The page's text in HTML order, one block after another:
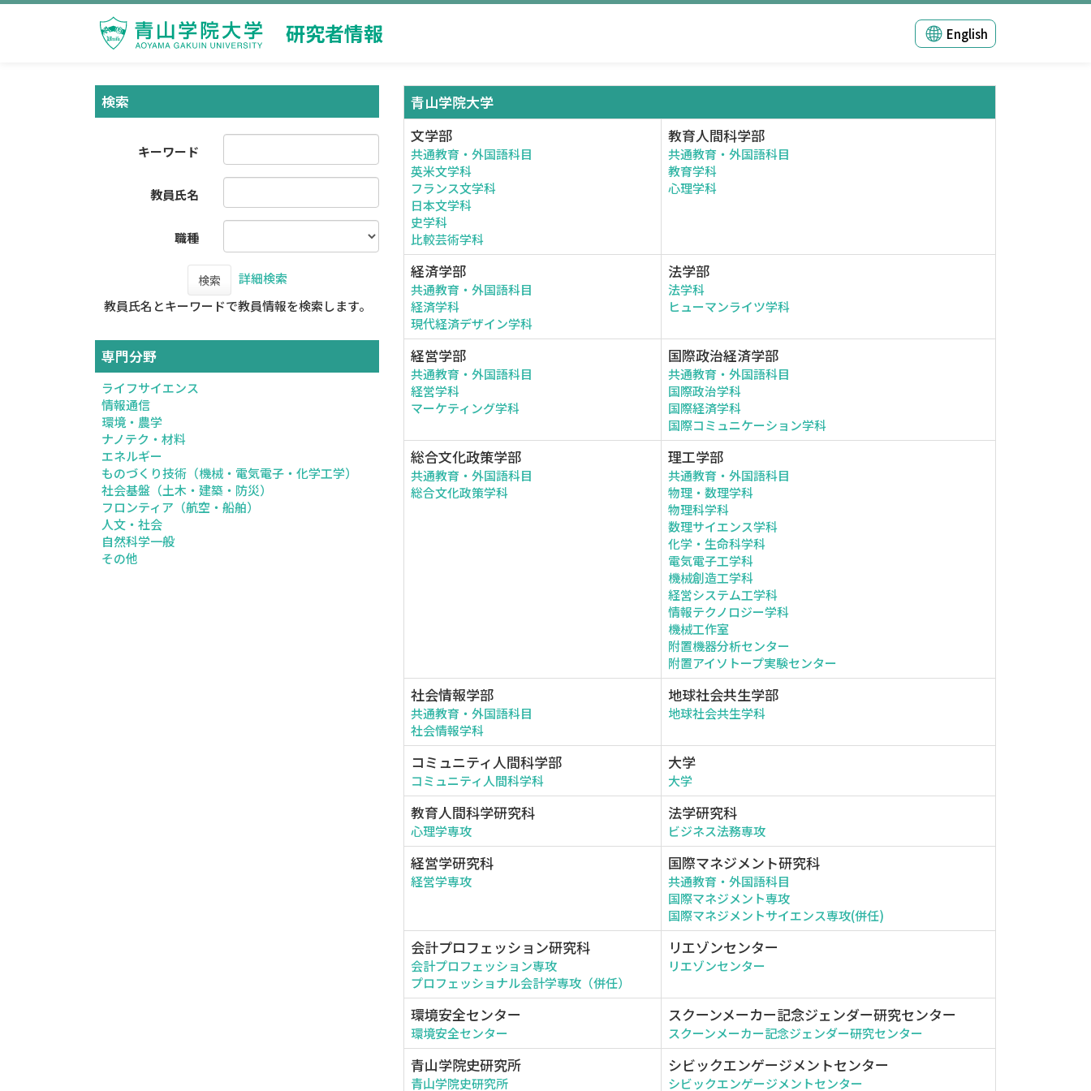
研究者情報 English
検索
キーワード
教員氏名
職種
検索
詳細検索
教員氏名とキーワードで教員情報を検索します。
専門分野
ライフサイエンス
情報通信
環境・農学
ナノテク・材料
エネルギー
ものづくり技術（機械・電気電子・化学工学）
社会基盤（土木・建築・防災）
フロンティア（航空・船舶）
人文・社会
自然科学一般
その他
青山学院大学
文学部
共通教育・外国語科目
英米文学科
フランス文学科
日本文学科
史学科
比較芸術学科
教育人間科学部
共通教育・外国語科目
教育学科
心理学科
経済学部
共通教育・外国語科目
経済学科
現代経済デザイン学科
法学部
法学科
ヒューマンライツ学科
経営学部
共通教育・外国語科目
経営学科
マーケティング学科
国際政治経済学部
共通教育・外国語科目
国際政治学科
国際経済学科
国際コミュニケーション学科
総合文化政策学部
共通教育・外国語科目
総合文化政策学科
理工学部
共通教育・外国語科目
物理・数理学科
物理科学科
数理サイエンス学科
化学・生命科学科
電気電子工学科
機械創造工学科
経営システム工学科
情報テクノロジー学科
機械工作室
附置機器分析センター
附置アイソトープ実験センター
社会情報学部
共通教育・外国語科目
社会情報学科
地球社会共生学部
地球社会共生学科
コミュニティ人間科学部
コミュニティ人間科学科
大学
大学
教育人間科学研究科
心理学専攻
法学研究科
ビジネス法務専攻
経営学研究科
経営学専攻
国際マネジメント研究科
共通教育・外国語科目
国際マネジメント専攻
国際マネジメントサイエンス専攻(併任)
会計プロフェッション研究科
会計プロフェッション専攻
プロフェッショナル会計学専攻（併任）
リエゾンセンター
リエゾンセンター
環境安全センター
環境安全センター
スクーンメーカー記念ジェンダー研究センター
スクーンメーカー記念ジェンダー研究センター
青山学院史研究所
青山学院史研究所
シビックエンゲージメントセンター
シビックエンゲージメントセンター